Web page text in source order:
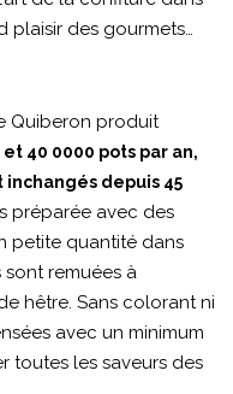
plaisir des gourmets…
Quiberon produit
40 0000 pots par an,
depuis 45
préparée avec des
petite quantité dans
remuées à
hêtre. Sans colorant ni
avec un minimum
toutes les saveurs des